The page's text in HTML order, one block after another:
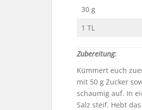
30 g
1 TL
Zubereitung:
Kümmert euch
mit 50 g Zucker
schaumig auf. In
Salz steif. Hebt